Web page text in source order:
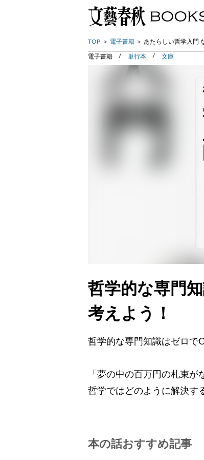
TOP 電子書籍 あたらしい哲学入門
電子書籍 単行本 文庫
哲学的な専門
考えよう！
哲学的な専門知識はゼロで
「夢の中の百万円の札束が
哲学ではどのように解決す
本の話おすすめ記事